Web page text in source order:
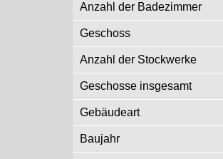
Anzahl der Badezimmer
Geschoss
Anzahl der Stockwerke
Geschosse insgesamt
Gebäudeart
Baujahr